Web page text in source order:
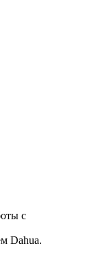
с
Dahua.